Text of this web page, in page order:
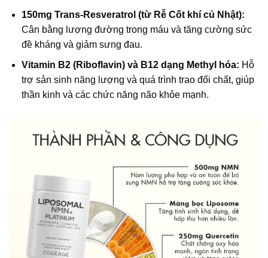
150mg Trans-Resveratrol (từ Rễ Cốt khí củ Nhật):
Cân bằng lượng đường trong máu và tăng cường sức
đề kháng và giảm sưng đau.
Vitamin B2 (Riboflavin) và B12 dạng Methyl hóa: Hỗ
trợ sản sinh năng lượng và quá trình trao đổi chất, giúp
thần kinh và các chức năng não khỏe mạnh.